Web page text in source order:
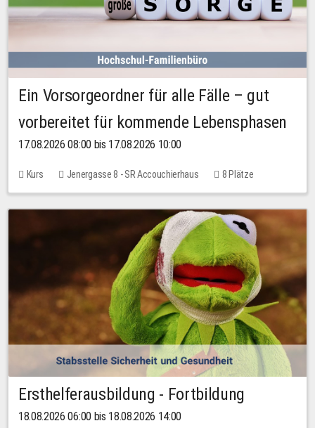
Ein Vorsorgeordner für alle Fälle – gut
vorbereitet für kommende Lebensphasen
17.08.2026 08:00 bis 17.08.2026 10:00
Kurs Jenergasse 8 - SR Accouchierhaus 8 Plätze
Ersthelferausbildung - Fortbildung
18.08.2026 06:00 bis 18.08.2026 14:00